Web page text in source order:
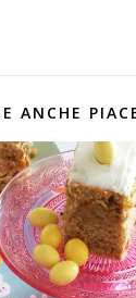
ANCHE